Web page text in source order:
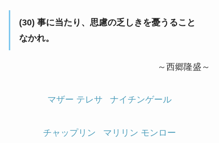
(30) 事に当たり、思慮の乏しきを憂うること
なかれ。
～西郷隆盛～
マザー テレサ ナイチンゲール
チャップリン マリリン モンロー